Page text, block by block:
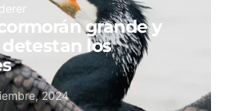
grande y
los
2024